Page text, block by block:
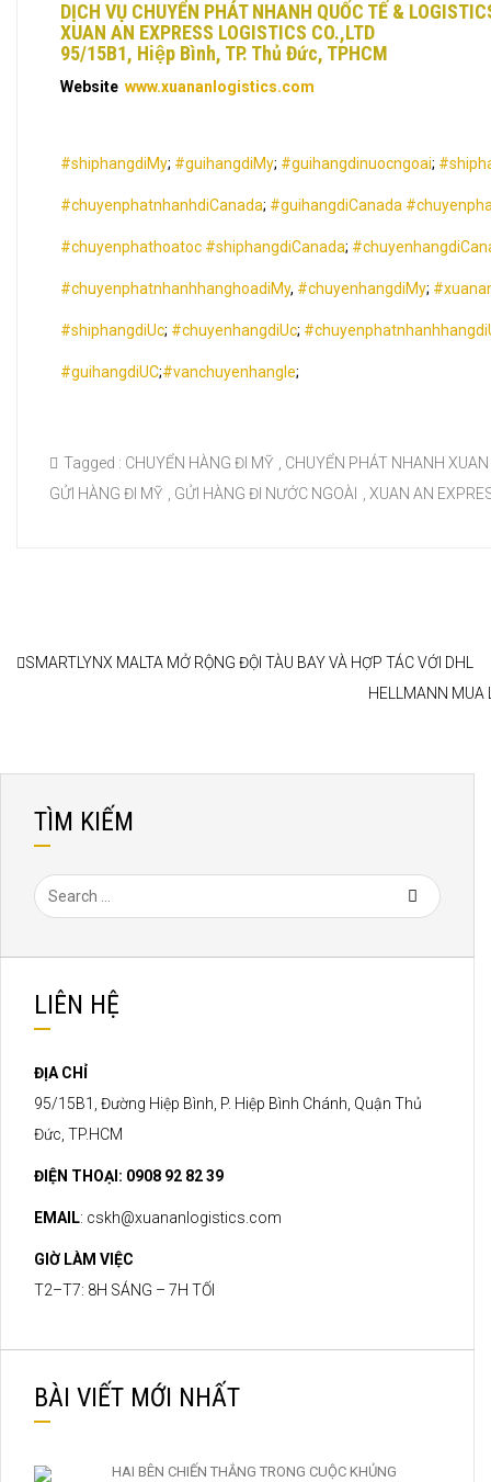
DỊCH VỤ CHUYỂN PHÁT NHANH QUỐC TẾ &
XUAN AN EXPRESS LOGISTICS CO.,LTD
95/15B1, Hiệp Bình, TP. Thủ Đức, TPHCM
Website www.xuananlogistics.com
#shiphangdiMy; #guihangdiMy; #guihangdinuocngoai;
#chuyenphatnhanhdiCanada; #guihangdiCanada
#chuyenphathoatoc #shiphangdiCanada;
#chuyenphatnhanhhanghoadiMy, #chuyenhangdiMy;
#shiphangdiUc; #chuyenhangdiUc;
#guihangdiUC;#vanchuyenhangle;
Tagged : CHUYỂN HÀNG ĐI MỸ
CHUYỂN PHÁT NHANH
GỬI HÀNG ĐI MỸ
GỬI HÀNG ĐI NƯỚC NGOÀI XUAN AN
SMARTLYNX MALTA MỞ RỘNG ĐỘI TÀU BAY VÀ HỢP TÁC VỚI DHL
HELLMANN MUA
TÌM KIẾM
LIÊN HỆ
ĐỊA CHỈ
95/15B1, Đường Hiệp Bình, P. Hiệp Bình Chánh, Quận Thủ
Đức, TP.HCM
ĐIỆN THOẠI: 0908 92 82 39
EMAIL: cskh@xuananlogistics.com
GIỜ LÀM VIỆC
T2–T7: 8H SÁNG – 7H TỐI
BÀI VIẾT MỚI NHẤT
HAI BÊN CHIẾN THẮNG TRONG CUỘC KHỦNG